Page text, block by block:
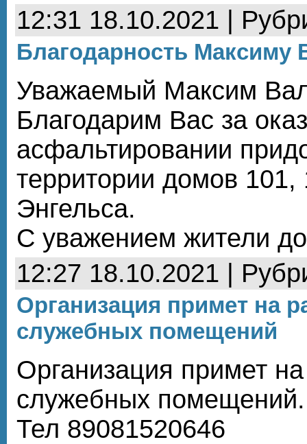
12:31 18.10.2021 |
Благодарность Максиму
Уважаемый Максим
Благодарим Вас за
асфальтировании
территории домов
Энгельса.
С уважением жители
12:27 18.10.2021 |
Организация примет на
служебных помещений
Организация примет
служебных помещений.
Тел 89081520646